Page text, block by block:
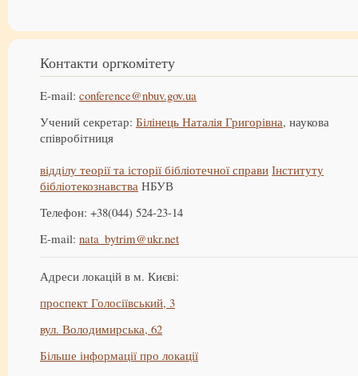
Контакти оргкомітету
E-mail: conference@nbuv.gov.ua
Учений секретар: Білінець Наталія Григорівна, наукова
співробітниця
відділу теорії та історії бібліотечної справи Інституту
бібліотекознавства НБУВ
Телефон: +38(044) 524-23-14
E-mail: nata_bytrim@ukr.net
Адреси локацій в м. Києві:
проспект Голосіївський, 3
вул. Володимирська, 62
Більше інформації про локації